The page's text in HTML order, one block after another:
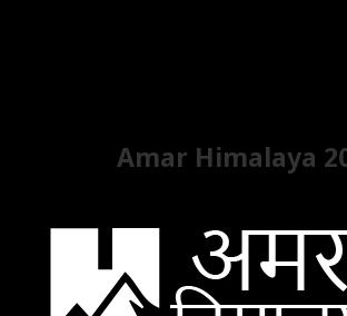
Amar Himalaya